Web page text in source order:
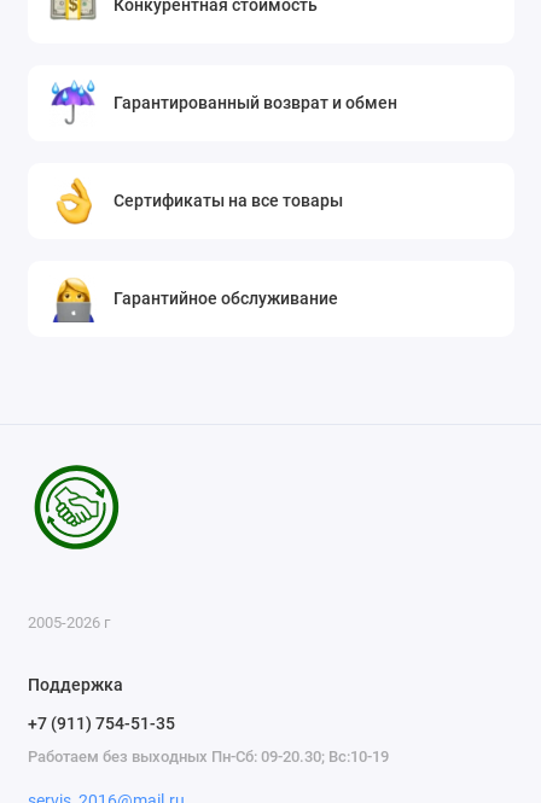
Конкурентная стоимость
Гарантированный возврат и обмен
Сертификаты на все товары
Гарантийное обслуживание
2005-2026 г
Поддержка
+7 (911) 754-51-35
Работаем без выходных Пн-Сб: 09-20.30; Вс:10-19